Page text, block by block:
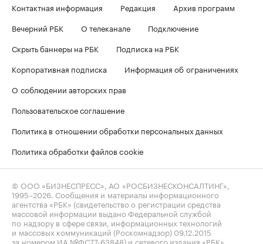
Контактная информация Редакция
Архив программ
Вечерний РБК
О телеканале
Подключение
Скрыть баннеры на РБК
Подписка на РБК
Корпоративная подписка
Информация об ограничениях
О соблюдении авторских прав
Пользовательское соглашение
Политика в отношении обработки персональных данных
Политика обработки файлов cookie
© ООО «БИЗНЕСПРЕСС», АО «РОСБИЗНЕСКОНСАЛТИНГ»,
1995–2026. Сообщения и материалы информационного
агентства «РБК» (свидетельство о регистрации средства
массовой информации выдано Федеральной службой
по надзору в сфере связи, информационных технологий
и массовых коммуникаций (Роскомнадзор) 09.12.2015
за номером ИА №ФС77-63848) и сетевого издания «РБК»